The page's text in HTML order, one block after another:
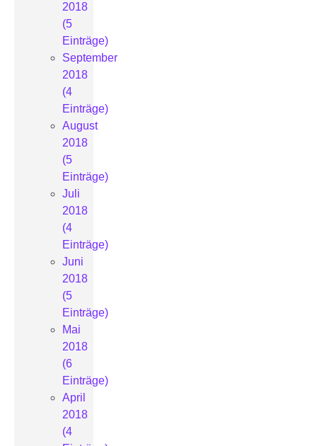
2018
(5
Einträge)
September
2018
(4
Einträge)
August
2018
(5
Einträge)
Juli
2018
(4
Einträge)
Juni
2018
(5
Einträge)
Mai
2018
(6
Einträge)
April
2018
(4